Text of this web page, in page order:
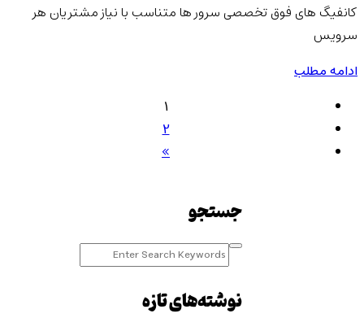
کانفیگ های فوق تخصصی سرور ها متناسب با نیاز مشتریان هر
سرویس
ادامه مطلب
1
2
»
جستجو
نوشته‌های تازه